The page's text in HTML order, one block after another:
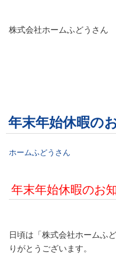
株式会社ホームふどうさん
年末年始休暇の
ホームふどうさん
年末年始休暇のお
日頃は「株式会社ホームふ
りがとうございます。